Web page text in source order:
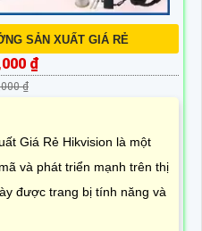
SẢN XUẤT GIÁ RẺ
₫
₫
Giá Rẻ Hikvision là một
và phát triển mạnh trên thị
được trang bị tính năng và